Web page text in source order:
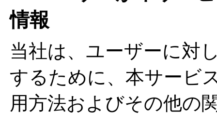
情報
当社は、ユーザーに対
するために、本サービ
用方法およびその他の